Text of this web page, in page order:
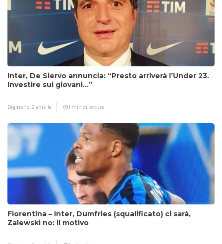
Inter, De Siervo annuncia: “Presto arriverà l’Under 23.
Investire sui giovani…”
Digitrend, 2 anni fa 1 min di lettura
Fiorentina – Inter, Dumfries (squalificato) ci sarà,
Zalewski no: il motivo